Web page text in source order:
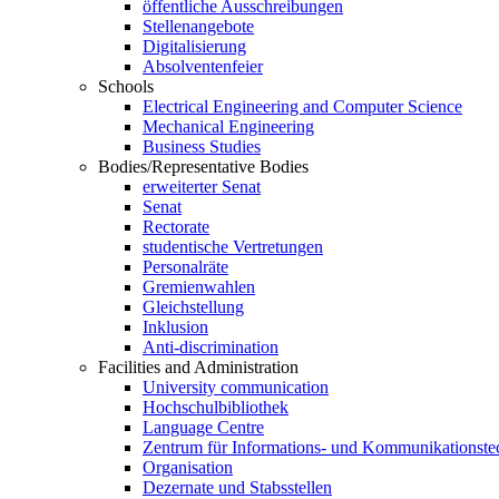
öffentliche Ausschreibungen
Stellenangebote
Digitalisierung
Absolventenfeier
Schools
Electrical Engineering and Computer Science
Mechanical Engineering
Business Studies
Bodies/Representative Bodies
erweiterter Senat
Senat
Rectorate
studentische Vertretungen
Personalräte
Gremienwahlen
Gleichstellung
Inklusion
Anti-discrimination
Facilities and Administration
University communication
Hochschulbibliothek
Language Centre
Zentrum für Informations- und
Organisation
Dezernate und Stabsstellen